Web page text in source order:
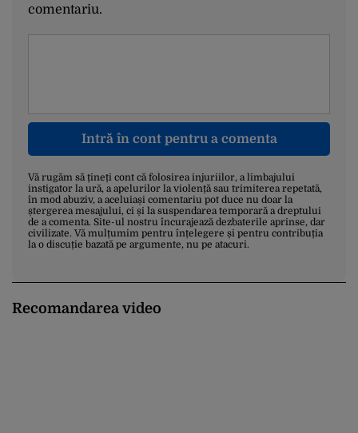
comentariu.
Intră în cont pentru a comenta
Vă rugăm să țineți cont că folosirea injuriilor, a limbajului
instigator la ură, a apelurilor la violență sau trimiterea repetată,
în mod abuziv, a aceluiași comentariu pot duce nu doar la
ștergerea mesajului, ci și la suspendarea temporară a dreptului
de a comenta. Site-ul nostru încurajează dezbaterile aprinse, dar
civilizate. Vă mulțumim pentru înțelegere și pentru contribuția
la o discuție bazată pe argumente, nu pe atacuri.
Recomandarea video